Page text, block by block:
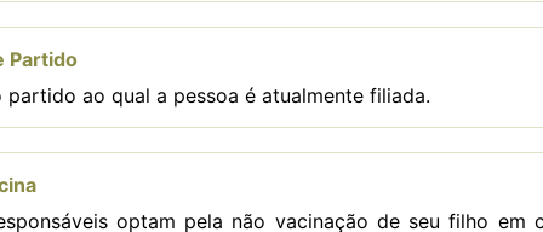
Partido
partido ao qual a pessoa é atualmente filiada.
optam pela não vacinação de seu filho em